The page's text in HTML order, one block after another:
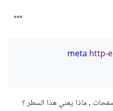
http-
, ماذا يعني هذا السطر ؟